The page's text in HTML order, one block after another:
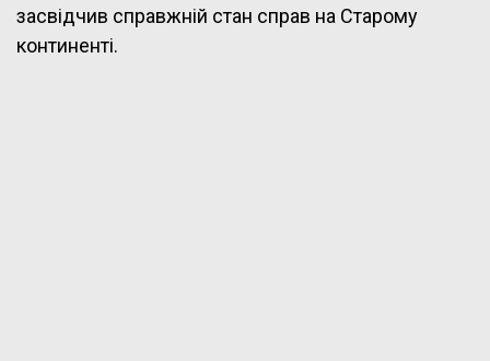
засвідчив справжній стан справ на Старому
континенті.